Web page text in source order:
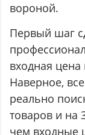
вороной.
Первый шаг
входная
Наверное,
реально
товаров и на
чем входные